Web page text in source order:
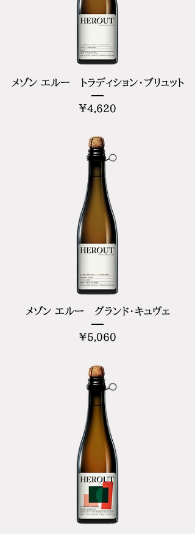
メゾン エルー トラディション・ブリュット
¥4,620
メゾン エルー グランド・キュヴェ
¥5,060